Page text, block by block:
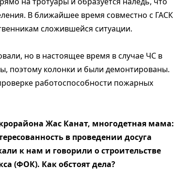
В ближайшее время совместно с ГАСК
сложившейся ситуации.
но в настоящее время в случае ЧС в
поэтому колонки и были демонтированы.
работоспособности пожарных
Жас Канат, многодетная мама:
в проведении досуга
к нам и говорили о строительстве
(ФОК). Как обстоят дела?